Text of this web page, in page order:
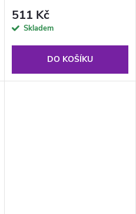
511 Kč
Skladem
DO KOŠÍKU